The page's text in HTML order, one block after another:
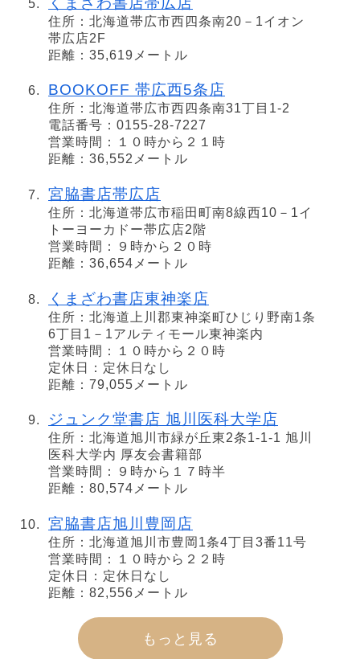
住所：北海道帯広市西四条南20－1イオン
帯広店2F
距離：35,619メートル
BOOKOFF 帯広西5条店
住所：北海道帯広市西四条南31丁目1-2
電話番号：0155-28-7227
営業時間：１０時から２１時
距離：36,552メートル
宮脇書店帯広店
住所：北海道帯広市稲田町南8線西10－1イ
トーヨーカドー帯広店2階
営業時間：９時から２０時
距離：36,654メートル
くまざわ書店東神楽店
住所：北海道上川郡東神楽町ひじり野南1条
6丁目1－1アルティモール東神楽内
営業時間：１０時から２０時
定休日：定休日なし
距離：79,055メートル
ジュンク堂書店 旭川医科大学店
住所：北海道旭川市緑が丘東2条1-1-1 旭川
医科大学内 厚友会書籍部
営業時間：９時から１７時半
距離：80,574メートル
宮脇書店旭川豊岡店
住所：北海道旭川市豊岡1条4丁目3番11号
営業時間：１０時から２２時
定休日：定休日なし
距離：82,556メートル
もっと見る